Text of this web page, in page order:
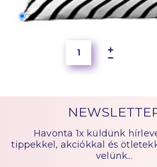
70x50 cm
Havonta 1x küldünk
tippekkel, akciókkal és
velünk...